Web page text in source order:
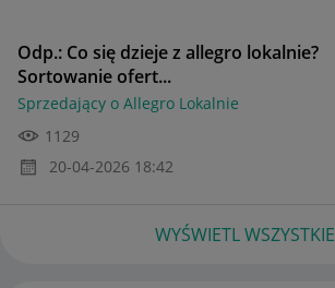
Odp.: Co się dzieje z allegro lokalnie?
Sortowanie ofert...
Sprzedający o Allegro Lokalnie
1129
‎20-04-2026 18:42
WYŚWIETL WSZYSTKIE